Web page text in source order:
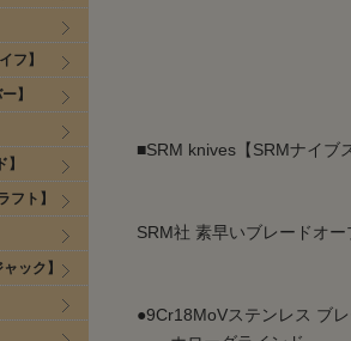
■SRM knives【SRMナイブ
SRM社 素早いブレードオ
●9Cr18MoVステンレス ブ
フ】
】
ト】
ック】